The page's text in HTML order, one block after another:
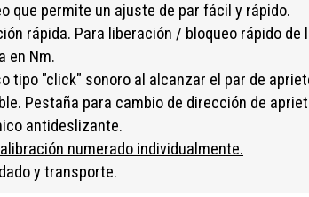
que permite un ajuste de par fácil y rápido.
rápida. Para liberación / bloqueo rápido de
en Nm.
tipo "click" sonoro al alcanzar el par de
Pestaña para cambio de dirección de
antideslizante.
numerado individualmente.
y transporte.